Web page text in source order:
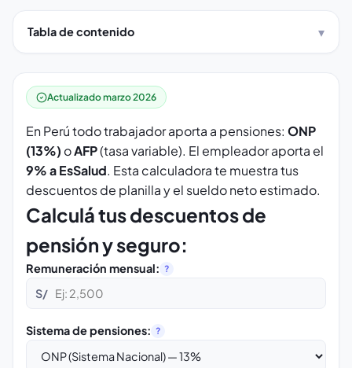
Tabla de contenido
Actualizado marzo 2026
En Perú todo trabajador aporta a pensiones: ONP
(13%) oAFP(tasa variable). El empleador aporta el
9% a EsSalud. Esta calculadora te muestra tus
descuentos de planilla y el sueldo neto estimado.
Calculá tus descuentos de
pensión y seguro:
Remuneración mensual: ?
S/
Sistema de pensiones: ?